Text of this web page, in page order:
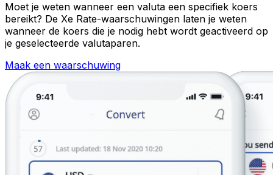
Moet je weten wanneer een valuta een specifiek koers
bereikt? De Xe Rate-waarschuwingen laten je weten
wanneer de koers die je nodig hebt wordt geactiveerd op
je geselecteerde valutaparen.
Maak een waarschuwing